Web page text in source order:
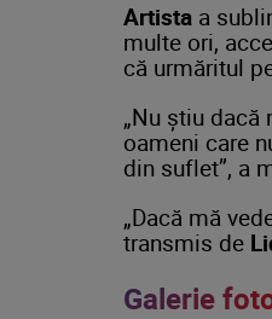
Artista a
multe ori,
că urmăritul
„Nu știu dacă
oameni care
din suflet”, a
„Dacă mă
transmis de
Galerie